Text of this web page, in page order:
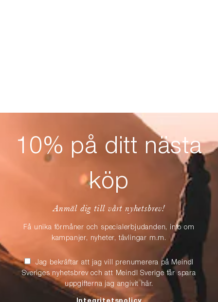
10% på ditt nästa
köp
Anmäl dig till vårt nyhetsbrev!
Få unika förmåner och specialerbjudanden, info om
kampanjer, nyheter, tävlingar m.m.
Jag bekräftar att jag vill prenumerera på Meindl
Sveriges nyhetsbrev och att Meindl Sverige får spara
uppgifterna jag angivit här.